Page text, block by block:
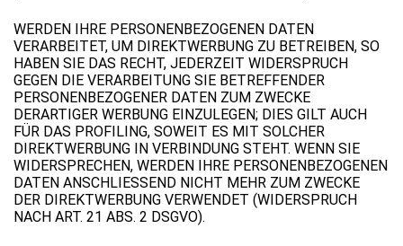
WERDEN IHRE PERSONENBEZOGENEN DATEN
VERARBEITET, UM DIREKTWERBUNG ZU BETREIBEN, SO
HABEN SIE DAS RECHT, JEDERZEIT WIDERSPRUCH
GEGEN DIE VERARBEITUNG SIE BETREFFENDER
PERSONENBEZOGENER DATEN ZUM ZWECKE
DERARTIGER WERBUNG EINZULEGEN; DIES GILT AUCH
FÜR DAS PROFILING, SOWEIT ES MIT SOLCHER
DIREKTWERBUNG IN VERBINDUNG STEHT. WENN SIE
WIDERSPRECHEN, WERDEN IHRE PERSONENBEZOGENEN
DATEN ANSCHLIESSEND NICHT MEHR ZUM ZWECKE
DER DIREKTWERBUNG VERWENDET (WIDERSPRUCH
NACH ART. 21 ABS. 2 DSGVO).